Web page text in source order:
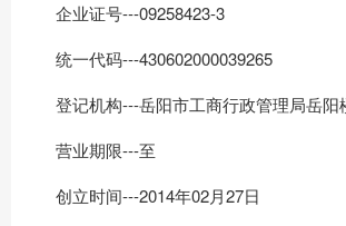
企业证号---09258423-3
统一代码---430602000039265
登记机构---岳阳市工商行政管理局岳阳
营业期限---至
创立时间---2014年02月27日